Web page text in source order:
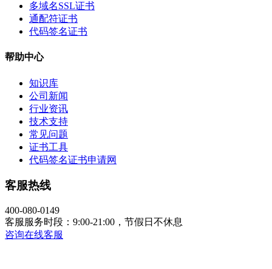
多域名SSL证书
通配符证书
代码签名证书
帮助中心
知识库
公司新闻
行业资讯
技术支持
常见问题
证书工具
代码签名证书申请网
客服热线
400-080-0149
客服服务时段：9:00-21:00，节假日不休息
咨询在线客服